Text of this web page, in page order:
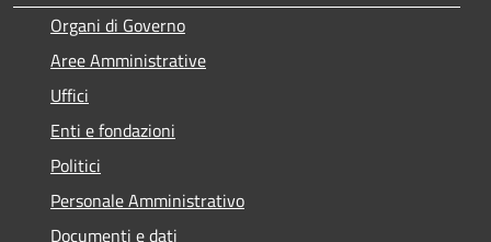
Organi di Governo
Aree Amministrative
Uffici
Enti e fondazioni
Politici
Personale Amministrativo
Documenti e dati